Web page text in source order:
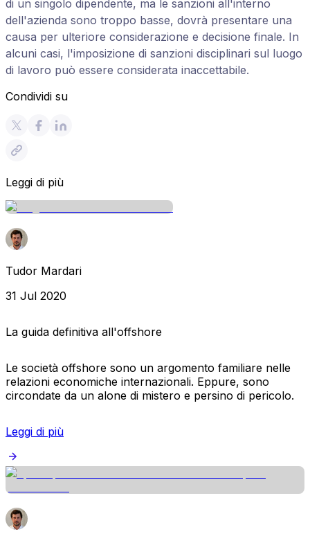
di un singolo dipendente, ma le sanzioni all'interno
dell'azienda sono troppo basse, dovrà presentare una
causa per ulteriore considerazione e decisione finale. In
alcuni casi, l'imposizione di sanzioni disciplinari sul luogo
di lavoro può essere considerata inaccettabile.
Condividi su
Leggi di più
Tudor Mardari
31 Jul 2020
La guida definitiva all'offshore
Le società offshore sono un argomento familiare nelle
relazioni economiche internazionali. Eppure, sono
circondate da un alone di mistero e persino di pericolo.
Leggi di più